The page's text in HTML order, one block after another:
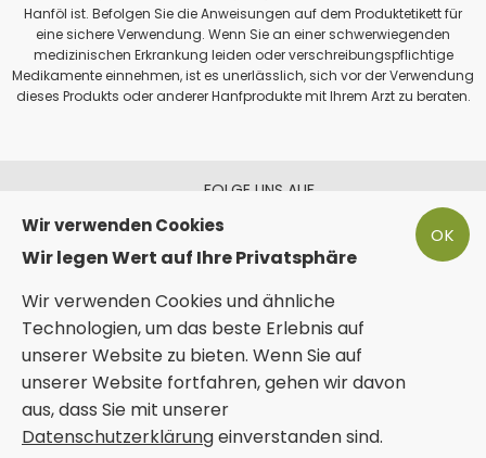
Hanföl ist. Befolgen Sie die Anweisungen auf dem Produktetikett für
eine sichere Verwendung. Wenn Sie an einer schwerwiegenden
medizinischen Erkrankung leiden oder verschreibungspflichtige
Medikamente einnehmen, ist es unerlässlich, sich vor der Verwendung
dieses Produkts oder anderer Hanfprodukte mit Ihrem Arzt zu beraten.
FOLGE UNS AUF
ZAHLEN SIE SICHER MIT
Sunshine Trading | Phyto Plus® 2025
OK
Wir verwenden Cookies
Wir legen Wert auf Ihre Privatsphäre
Wir verwenden Cookies und ähnliche
Technologien, um das beste Erlebnis auf
unserer Website zu bieten. Wenn Sie auf
unserer Website fortfahren, gehen wir davon
aus, dass Sie mit unserer
Datenschutzerklärungeinverstanden sind.